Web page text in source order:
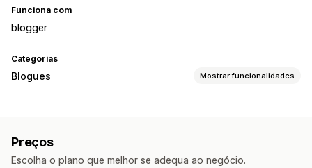
Funciona com
blogger
Categorias
Blogues Mostrar funcionalidades
Imagens
Preços
Escolha o plano que melhor se adequa ao negócio.